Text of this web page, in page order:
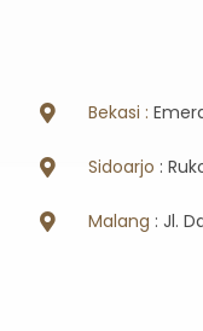
Bekasi :
Sidoarjo :
Malang : Jl.